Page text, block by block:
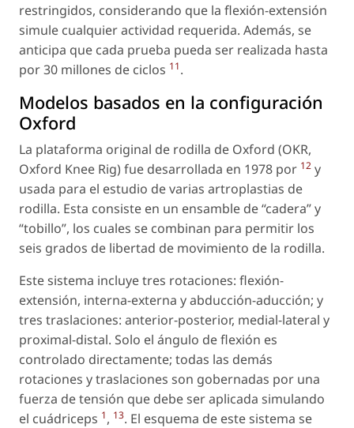
restringidos, considerando que la flexión-extensión
simule cualquier actividad requerida. Además, se
anticipa que cada prueba pueda ser realizada hasta
por 30 millones de ciclos 11.
Modelos basados en la configuración
Oxford
La plataforma original de rodilla de Oxford (OKR,
Oxford Knee Rig) fue desarrollada en 1978 por 12 y
usada para el estudio de varias artroplastias de
rodilla. Esta consiste en un ensamble de “cadera” y
“tobillo”, los cuales se combinan para permitir los
seis grados de libertad de movimiento de la rodilla.
Este sistema incluye tres rotaciones: flexión-
extensión, interna-externa y abducción-aducción; y
tres traslaciones: anterior-posterior, medial-lateral y
proximal-distal. Solo el ángulo de flexión es
controlado directamente; todas las demás
rotaciones y traslaciones son gobernadas por una
fuerza de tensión que debe ser aplicada simulando
el cuádriceps 1, 13. El esquema de este sistema se